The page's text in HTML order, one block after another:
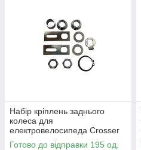
Набір кріплень заднього
колеса для
електровелосипеда Crosser
MAX 505340
Готово до відправки 195 од.